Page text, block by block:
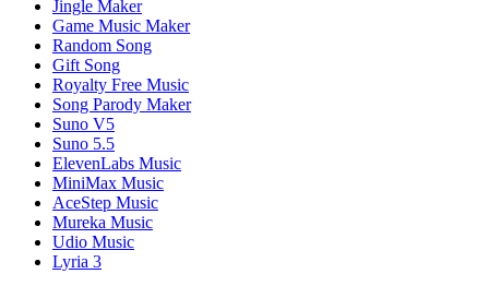
Jingle Maker
Game Music Maker
Random Song
Gift Song
Royalty Free Music
Song Parody Maker
Suno V5
Suno 5.5
ElevenLabs Music
MiniMax Music
AceStep Music
Mureka Music
Udio Music
Lyria 3